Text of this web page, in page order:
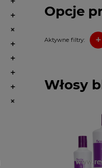
Opcje
Aktywne filtry: +
Włosy